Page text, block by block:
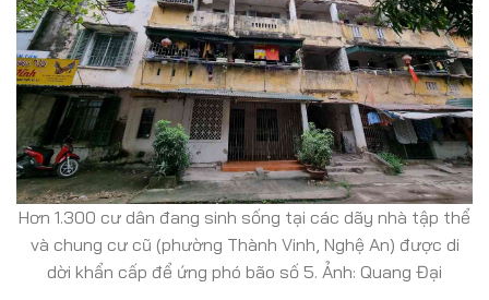
Hơn 1.300 cư dân đang sinh sống tại các dãy nhà tập thể
và chung cư cũ (phường Thành Vinh, Nghệ An) được di
dời khẩn cấp để ứng phó bão số 5. Ảnh: Quang Đại